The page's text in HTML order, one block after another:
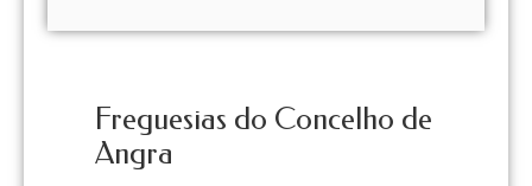
Freguesias do Concelho de
Angra